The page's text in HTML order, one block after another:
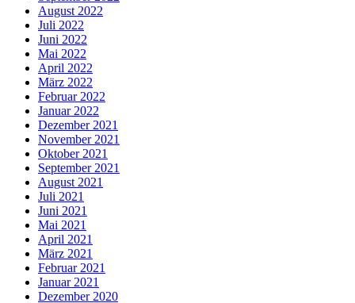
August 2022
Juli 2022
Juni 2022
Mai 2022
April 2022
März 2022
Februar 2022
Januar 2022
Dezember 2021
November 2021
Oktober 2021
September 2021
August 2021
Juli 2021
Juni 2021
Mai 2021
April 2021
März 2021
Februar 2021
Januar 2021
Dezember 2020